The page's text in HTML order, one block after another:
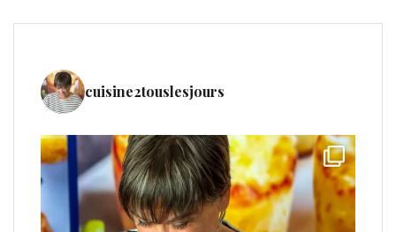
cuisine2touslesjours